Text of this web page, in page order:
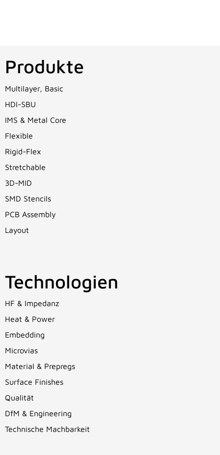
Produkte
Multilayer, Basic
HDI-SBU
IMS & Metal Core
Flexible
Rigid-Flex
Stretchable
3D-MID
SMD Stencils
PCB Assembly
Layout
Technologien
HF & Impedanz
Heat & Power
Embedding
Microvias
Material & Prepregs
Surface Finishes
Qualität
DfM & Engineering
Technische Machbarkeit